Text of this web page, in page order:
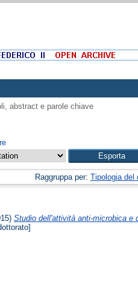
abstract e parole chiave
Raggruppa per:Tipologia del
Studio dell'attività anti-microbica e